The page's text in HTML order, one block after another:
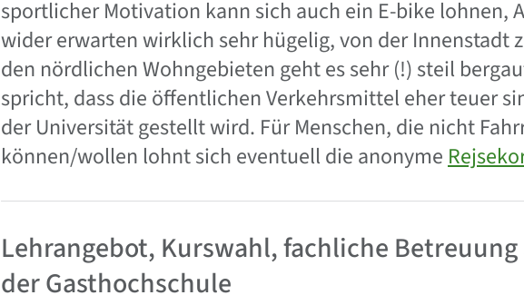
sportlicher Motivation kann sich auch ein E-bike lohnen,
wider erwarten wirklich sehr hügelig, von der Innenstadt
den nördlichen Wohngebieten geht es sehr (!) steil
spricht, dass die öffentlichen Verkehrsmittel eher teuer
der Universität gestellt wird. Für Menschen, die nicht
können/wollen lohnt sich eventuell die anonyme
Lehrangebot, Kurswahl, fachliche Betreuung
der Gasthochschule